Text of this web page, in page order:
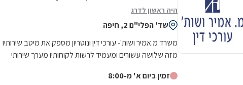
היה ראשון לדרג
שד' הפלי"ם 2, חיפה
משרד מ.אמיר ושות'- עורכי דין ונוטריון מספק את מיטב שירותיו
מזה שלושה עשורים ומעמיד לרשות לקוחותיו מערך שירותי
זמין ביום א' מ-8:00